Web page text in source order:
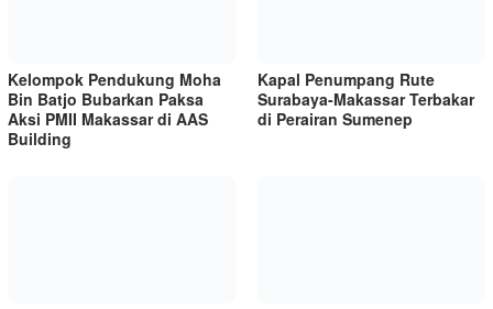
Kelompok Pendukung Moha
Bin Batjo Bubarkan Paksa
Aksi PMII Makassar di AAS
Building
Kapal Penumpang Rute
Surabaya-Makassar Terbakar
di Perairan Sumenep